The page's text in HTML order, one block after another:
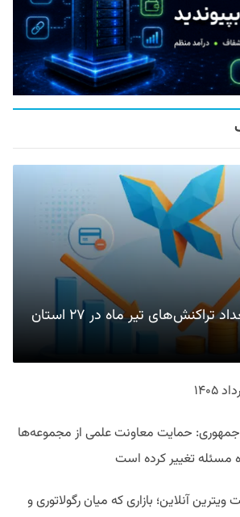
گزارش شاپرک: تعداد تراکنش‌های تیر ماه در ۲۷ استان‌
حمایت معاونت علمی از مجموعه‌ها
تغییر کرده است
آنلاین؛ بازاری که میان رگولاتوری و